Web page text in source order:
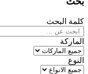
كلمة البحث
الماركة
النوع